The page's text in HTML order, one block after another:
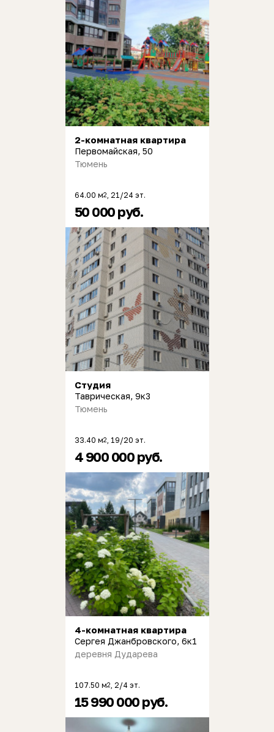
2-комнатная квартира
Первомайская, 50
Тюмень
64.00 м2 , 21/24 эт.
50 000 руб.
Студия
Таврическая, 9к3
Тюмень
33.40 м2 , 19/20 эт.
4 900 000 руб.
4-комнатная квартира
Сергея Джанбровского, 6к1
деревня Дударева
107.50 м2 , 2/4 эт.
15 990 000 руб.